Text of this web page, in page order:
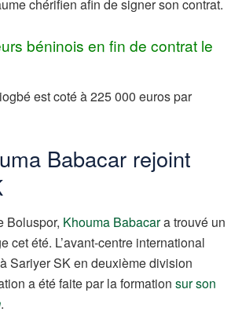
chérifien afin de signer son contrat.
béninois en fin de contrat le
est coté à 225 000 euros par
Babacar rejoint
Boluspor, Khouma Babacara trouvé un
cet été. L’avant-centre international
Sariyer SK en deuxième division
a été faite par la formation sur son
.